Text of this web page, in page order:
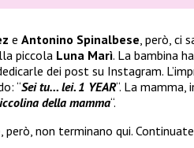
e Antonino Spinalbese , però, ci
piccola Luna Marì. La bambina
dei post su Instagram.
“Sei tu… lei. 1 YEAR“. La mamma,
della mamma“.
, però, non terminano qui.